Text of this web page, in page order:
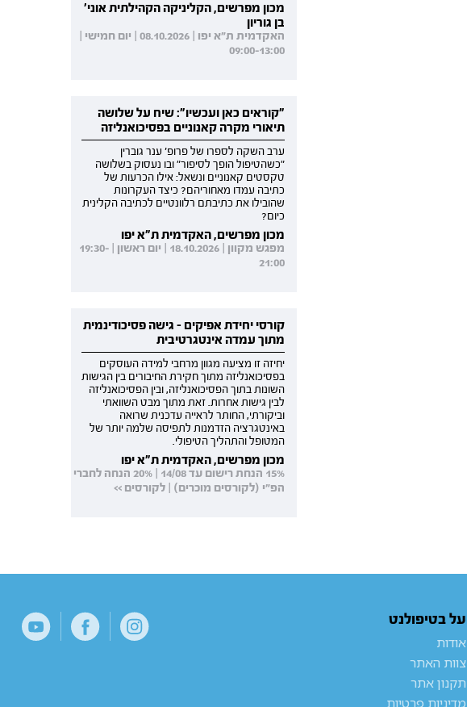
מכון מפרשים, הקליניקה הקהילתית אוני'
בן גוריון
האקדמית ת"א יפו | 08.10.2026 | יום חמישי |
09:00-13:00
"קוראים כאן ועכשיו": שיח על שלושה
תיאורי מקרה קאנוניים בפסיכואנליזה
ערב השקה לספרו של פרופ' ענר גוברין
"כשהטיפול הופך לסיפור" ובו נעסוק בשלושה
טקסטים קאנוניים ונשאל: אילו הכרעות של
כתיבה עמדו מאחוריהם? כיצד העקרונות
שהובילו את כתיבתם רלוונטיים לכתיבה הקלינית
כיום?
מכון מפרשים, האקדמית ת"א יפו
מפגש מקוון | 18.10.2026 | יום ראשון | 19:30-
21:00
קורסי יחידת אפיקים - גישה פסיכודינמית
מתוך עמדה אינטגרטיבית
יחיזה זו מציעה מגוון מרחבי למידה העוסקים
בפסיכואנליזה מתוך חקירת החיבורים בין הגישות
השונות בתוך הפסיכואנליזה, ובין הפסיכואנליזה
לבין גישות אחרות. זאת מתוך מבט השוואתי
וביקורתי, החותר לראייה עדכנית שרואה
באינטגרציה הזדמנות לתפיסה שלמה יותר של
המטופל והתהליך הטיפולי.
מכון מפרשים, האקדמית ת"א יפו
15% הנחת רישום עד 14/08 | 20% הנחה לחברי
הפ"י (לקורסים מוכרים) | לקורסים >>
על בטיפולנט
אודות
צוות האתר
תקנון אתר
מדיניות פרטיות